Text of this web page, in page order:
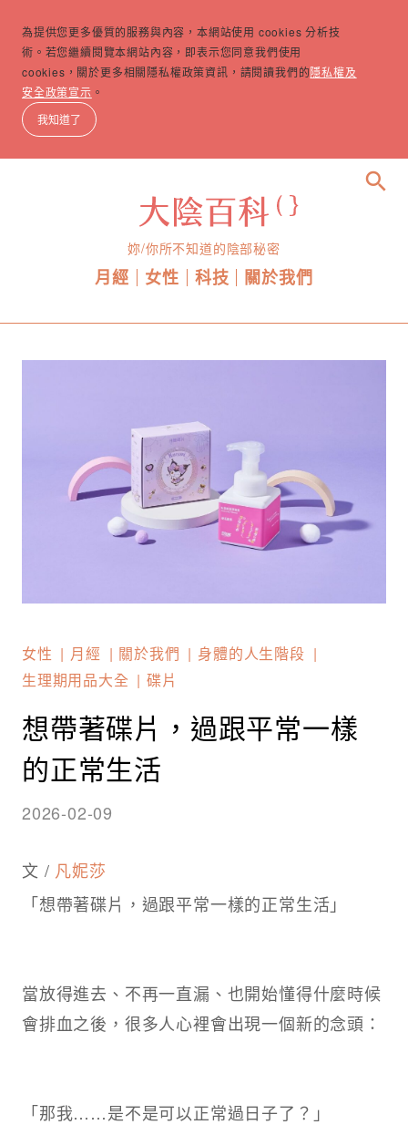
為提供您更多優質的服務與內容，本網站使用 cookies 分析技
術。若您繼續閱覽本網站內容，即表示您同意我們使用
cookies，關於更多相關隱私權政策資訊，請閱讀我們的隱私權及
安全政策宣示 。
我知道了
妳/你所不知道的陰部秘密
月經 女性 科技 關於我們
search
女性 月經 關於我們
身體的人生階段
生理期用品大全
碟片
想帶著碟片，過跟平常一樣
的正常生活
2026-02-09
文 / 凡妮莎
「想帶著碟片，過跟平常一樣的正常生活」
當放得進去、不再一直漏、也開始懂得什麼時候
會排血之後，很多人心裡會出現一個新的念頭：
「那我……是不是可以正常過日子了？」